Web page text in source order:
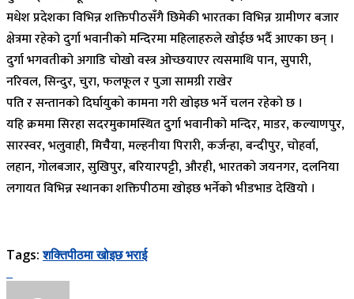
मधेश प्रदेशका विभिन्न शक्तिपीठसँगै छिमेकी भारतका विभिन्न ग्रामीणर बजार
क्षेत्रमा रहेको दुर्गा भवानीको मन्दिरमा महिलाहरुले खोईछ भर्दै आएका छन् ।
दुर्गा भगवतीको अगाडि चोखो वस्त्र ओच्छयाएर त्यसमाथि पान, सुपारी,
नरिवल, सिन्दुर, चुरा, फलफूल र पुजा सामग्री राखेर
पति र सन्तानको दिर्घायुको कामना गरी खोइछ भर्ने चलन रहेको छ ।
यहि क्रममा सिरहा सदरमुकामस्थित दुर्गा भवानीको मन्दिर, माडर, कल्याणपुर,
सारस्वर, भलुवाही, मिचैैया, मल्हनीया पिरारी, कर्जन्हा, बन्दीपुर, चोहर्वा,
लहान, गोलबजार, सुखिपुर, बरियारपट्टी, औरही, भारतको जयनगर, दलनिया
लगायत विभिन्न स्थानका शक्तिपीठमा खोइछ भर्नेको भीडभाड देखियो ।
Tags: शक्तिपीठमा खोइछ भराई